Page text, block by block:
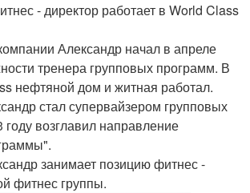
- директор работает в World Class
Александр начал в апреле
тренера групповых программ. В
нефтяной дом и житная работал.
стал супервайзером групповых
возглавил направление
занимает позицию фитнес -
фитнес группы.